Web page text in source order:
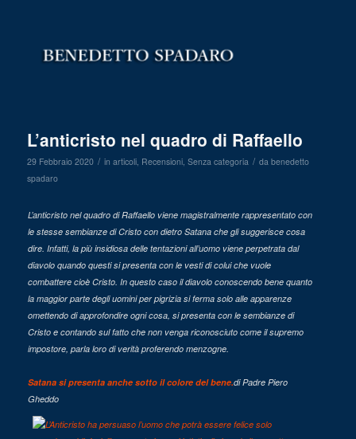
L’anticristo nel quadro di Raffaello
29 Febbraio 2020 / in articoli, Recensioni, Senza categoria / da benedetto
spadaro
L’anticristo nel quadro di Raffaello viene magistralmente rappresentato con
le stesse sembianze di Cristo con dietro Satana che gli suggerisce cosa
dire. Infatti, la più insidiosa delle tentazioni all’uomo viene perpetrata dal
diavolo quando questi si presenta con le vesti di colui che vuole
combattere cioè Cristo. In questo caso il diavolo conoscendo bene quanto
la maggior parte degli uomini per pigrizia si ferma solo alle apparenze
omettendo di approfondire ogni cosa, si presenta con le sembianze di
Cristo e contando sul fatto che non venga riconosciuto come il supremo
impostore, parla loro di verità proferendo menzogne.
Satana si presenta anche sotto il colore del bene.di Padre Piero
Gheddo